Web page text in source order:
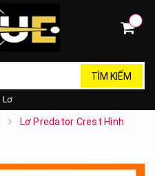
TÌM KIẾM
Lơ
Lơ Predator Crest Hình